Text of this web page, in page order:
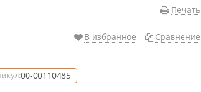
Печать
В избранное Сравнение
00-00110485